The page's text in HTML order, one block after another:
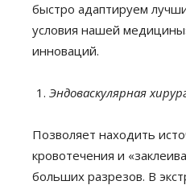
быстро адаптируем
условия нашей
инноваций.
Эндоваскулярная
Позволяет находить
кровотечения и
больших разрезов. В